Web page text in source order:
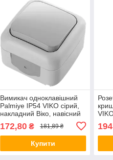
Вимикач одноклавішний
Palmiye IP54 VIKO сірий,
накладний Віко, навісний
90555501
172,80₴ 181,89 ₴
Купити